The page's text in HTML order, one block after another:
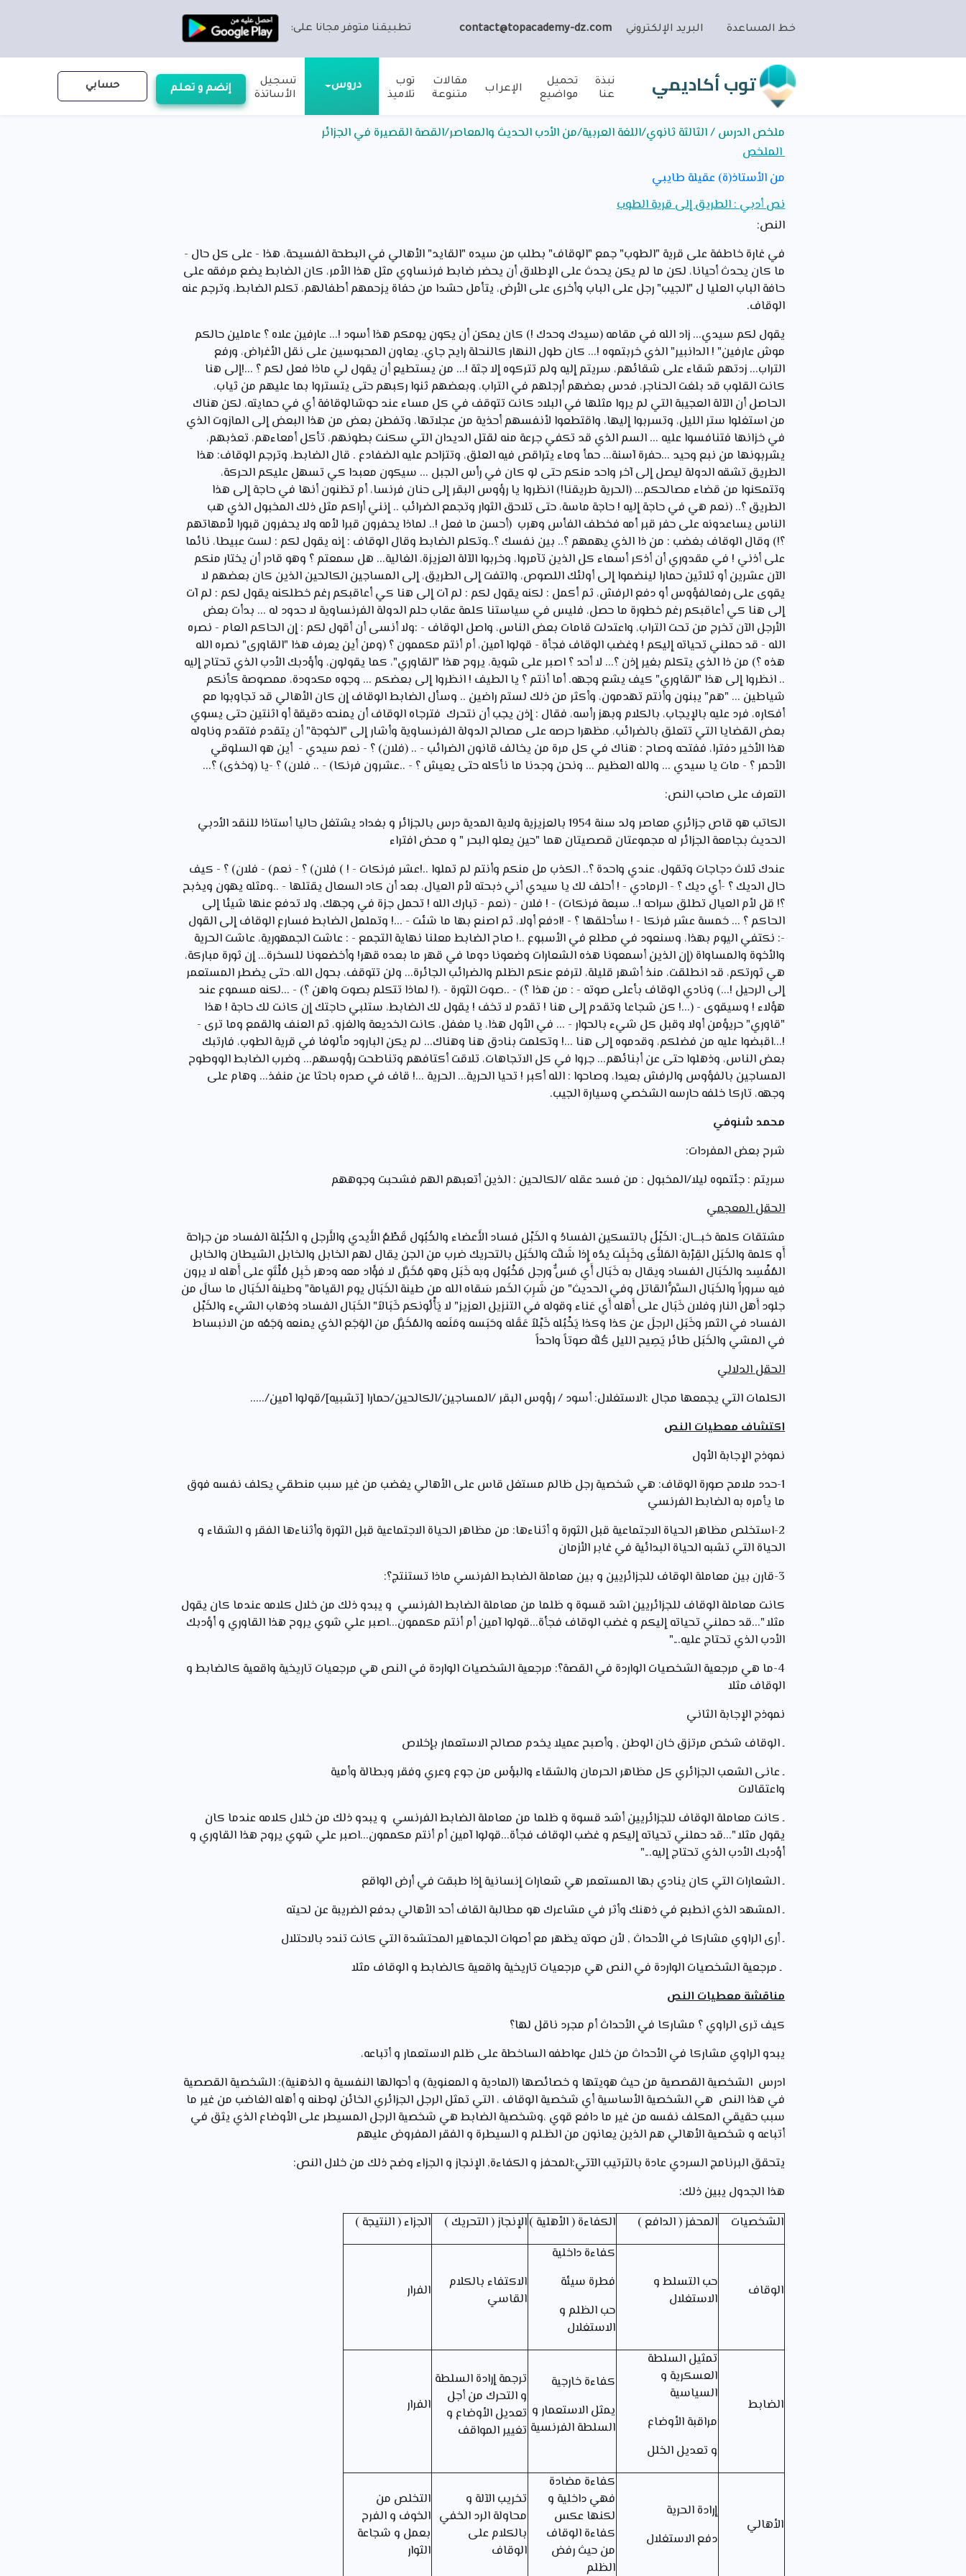
خط المساعدة البريد الإلكتروني contact@topacademy-dz.com تطبيقنا متوفر مجانا على:
توب أكاديمي
نبذة
عنا
تحميل
مواضيع
الإعراب
مقالات
متنوعة
توب
تلاميذ
دروس
تسجيل
الأساتذة
إنضم و تعلم حسابي
ملخص الدرس / الثالثة ثانوي/اللغة العربية/من الأدب الحديث والمعاصر/القصة القصيرة في الجزائر
الملخص
من الأستاذ(ة) عقيلة طايبي
نص أدبي : الطريق إلى قرية الطوب
النص:
في غارة خاطفة على قرية "الطوب" جمع "الوقاف" بطلب من سيده "القايد" الأهالي في البطحة الفسيحة، هذا - على كل حال -
ما كان يحدث أحيانا، لكن ما لم يكن يحدث على الإطلاق أن يحضر ضابط فرنساوي مثل هذا الأمر، كان الضابط يضع مرفقه على
حافة الباب العليا ل "الجيب" رجل على الباب وأخرى على الأرض، يتأمل حشدا من حفاة يزحمهم أطفالهم، تكلم الضابط، وترجم عنه
الوقاف.
يقول لكم سيدي... زاد الله في مقامه (سيدك وحدك !) كان يمكن أن يكون يومكم هذا أسود !... عارفين علاه ؟ عاملين حالكم
موش عارفين" ! الدانبير" الذي خربتموه !... كان طول النهار كالنحلة رايح جاي، يعاون المحبوسين على نقل الأغراض، ورفع
التراب... زدتهم شقاء على شقائهم، سریتم إليه ولم تتركوه إلا جثة !... من يستطيع أن يقول لي ماذا فعل لكم ؟ ...!إلى هنا
كانت القلوب قد بلغت الحناجر، فدس بعضهم أرجلهم في التراب، وبعضهم ثنوا ركبهم حتى يتستروا بما عليهم من ثياب،
الحاصل أن الآلة العجيبة التي لم يروا مثلها في البلاد كانت تتوقف في كل مساء عند حوشالوقافة أي في حمايته، لكن هناك
من استغلوا ستر الليل، وتسربوا إليها، واقتطعوا لأنفسهم أحذية من عجلاتها، وتفطن بعض من هذا البعض إلى المازوت الذي
في خزانها فتنافسوا عليه ... السم الذي قد تكفي جرعة منه لقتل الديدان التي سكنت بطونهم، تأكل أمعاءهم، تعذبهم،
يشربونها من نبع وحید ...حفرة آسنة... حمأ وماء يتراقص فيه العلق، وتتزاحم عليه الضفادع . قال الضابط، وترجم الوقاف: هذا
الطريق تشقه الدولة ليصل إلى آخر واحد منكم حتى لو كان في رأس الجبل ... سیکون معبدا كي تسهل عليكم الحركة،
وتتمكنوا من قضاء مصالحکم... (الحرية طريقنا!) انظروا یا رؤوس البقر إلى حنان فرنسا، أم تظنون أنها في حاجة إلى هذا
الطريق ؟.. (نعم هي في حاجة إليه ! حاجة ماسة، حتى تلاحق الثوار وتجمع الضرائب .. إنني أراكم مثل ذلك المخبول الذي هب
الناس يساعدونه على حفر قبر أمه فخطف الفأس وهرب (أحسن ما فعل !.. لماذا يحفرون قبرا لأمه ولا يحفرون قبورا لأمهاتهم
؟!) وقال الوقاف بغضب : من ذا الذي يهمهم ؟.. بين نفسك ؟..وتكلم الضابط وقال الوقاف : إنه يقول لكم : لست عبيطا، نائما
على أذني ! في مقدوري أن أذكر أسماء كل الذين تآمروا، وخربوا الآلة العزيزة، الغالية... هل سمعتم ؟ وهو قادر أن يختار منكم
الآن عشرين أو ثلاثين حمارا لينضموا إلى أولئك اللصوص، والتفت إلى الطريق، إلى المساجين الكالحين الذين كان بعضهم لا
يقوى على رفعالفؤوس أو دفع الرفش، ثم أكمل : لكنه يقول لكم : لم آت إلى هنا كي أعاقبكم رغم خطلكنه يقول لكم : لم آت
إلى هنا كي أعاقبكم رغم خطورة ما حصل، فليس في سياستنا كلمة عقاب حلم الدولة الفرنساوية لا حدود له ... بدأت بعض
الأرجل الآن تخرج من تحت التراب، واعتدلت قامات بعض الناس، واصل الوقاف - :ولا أنسى أن أقول لكم : إن الحاكم العام - نصره
الله - قد حملني تحياته إليكم ! وغضب الوقاف فجأة - قولوا آمين، أم أنتم مکممون ؟ (ومن أين يعرف هذا "القاوری" نصره الله
هذه ؟) من ذا الذي يتكلم بغير إذن ؟... لا أحد ؟ اصبر على شوية، يروح هذا "القاوري"، كما يقولون، وأؤدبك الأدب الذي تحتاج إليه
.. انظروا إلى هذا "القاوري" كيف يشع وجهه. أما أنتم ؟ یا الطيف ! انظروا إلى بعضكم ... وجوه مكدودة، ممصوصة كأنكم
شياطين ... "هم" يبنون وأنتم تهدمون، وأكثر من ذلك لستم راضين .. وسأل الضابط الوقاف إن كان الأهالي قد تجاوبوا مع
أفكاره، فرد عليه بالإيجاب، بالكلام وبهز رأسه، فقال : إذن يجب أن نتحرك فترجاه الوقاف أن يمنحه دقيقة أو اثنتين حتى يسوي
بعض القضايا التي تتعلق بالضرائب، مظهرا حرصه على مصالح الدولة الفرنساوية وأشار إلى "الخوجة" أن يتقدم فتقدم وناوله
هذا الأخير دفترا، ففتحه وصاح : هناك في كل مرة من يخالف قانون الضرائب - .. (فلان) ؟ - نعم سيدي - أين هو السلوقي
الأحمر ؟ - مات يا سيدي ... والله العظيم ... ونحن وجدنا ما نأكله حتى يعيش ؟ - ..عشرون فرنكا) - .. فلان) ؟ -یا (وخذی) ؟...
التعرف على صاحب النص:
الكاتب هو قاص جزائري معاصر ولد سنة 1954 بالعزيزية ولاية المدية درس بالجزائر و بغداد يشتغل حاليا أستاذا للنقد الأدبي
الحديث بجامعة الجزائر له مجموعتان قصصيتان هما "حين يعلو البحر " و محض افتراء
عندك ثلاث دجاجات وتقول، عندي واحدة ؟.. الكذب مل منكم وأنتم لم تملوا ..!عشر فرنكات - ! ) فلان) ؟ - نعم) - فلان) ؟ - كيف
حال الديك ؟ -أي ديك ؟ - الرمادي - ! أحلف لك يا سيدي أني ذبحته لأم العيال، بعد أن كاد السعال يقتلها - ..ومثله يهون ويذبح
؟! قل لأم العيال تطلق سراحه !.. سبعة فرنكات) - ! فلان - (نعم - تبارك الله ! تحمل جزة في وجهك، ولا تدفع عنها شيئا إلى
الحاكم ؟ ... خمسة عشر فرنكا - ! سأحلقها ؟ - !ادفع أولا، ثم اصنع بها ما شئت - ...! وتململ الضابط فسارع الوقاف إلى القول
-: نكتفي اليوم بهذا، وسنعود في مطلع في الأسبوع ..! صاح الضابط معلنا نهاية التجمع - : عاشت الجمهورية، عاشت الحرية
والأخوة والمساواة (إن الذين أسمعونا هذه الشعارات وضعونا دوما في قهر ما بعده قهر! وأخضعونا للسخرة... إن ثورة مباركة،
هي ثورتكم، قد انطلقت، منذ أشهر قليلة، لترفع عنكم الظلم والضرائب الجائرة... ولن تتوقف، بحول الله، حتى يضطر المستعمر
إلى الرحيل !...) ونادي الوقاف بأعلى صوته - : من هذا ؟) - ..صوت الثورة - .(! لماذا تتكلم بصوت واهن ؟) - ...لكنه مسموع عند
هؤلاء ! وسيقوى - (...! كن شجاعا وتقدم إلى هنا ! تقدم لا تخف ! يقول لك الضابط، ستلبي حاجتك إن كانت لك حاجة ! هذا
"قاوري" حريؤمن أولا وقبل كل شيء بالحوار - ... في الأول هذا، یا مغفل، كانت الخديعة والغزو، ثم العنف والقمع وما ترى -
!...اقبضوا عليه من فضلكم، وقدموه إلى هنا ...! وتكلمت بنادق هنا وهناك... لم يكن البارود مألوفا في قرية الطوب، فارتبك
بعض الناس، وذهلوا حتى عن أبنائهم... جروا في كل الاتجاهات، تلاقت أكتافهم وتناطحت رؤوسهم... وضرب الضابط الووطوح
المساجين بالفؤوس والرفش بعيدا، وصاحوا : الله أكبر ! تحيا الحرية... الحرية ...! قاف في صدره باحثا عن منفذ... وهام على
وجهه، تاركا خلفه حارسه الشخصي وسيارة الجيب.
محمد شنوفي
شرح بعض المفردات:
سريتم : جئتموه ليلا/المخبول : من فسد عقله /الكالحين : الذين أتعبهم الهم فشحبت وجوههم
الحقل المعجمي
مشتقات كلمة خبـــال: الخَبْلُ بالتسكين الفسادُ و الخَبْل فساد الأَعضاء والخُبُول قَطْعُ الأَيدي والأَرجل و الخُبْلة الفساد من جراحة
أَو كلمة والخَبَل القِرْبة المَلأَى وخَبِلَت يدُه إِذا شَلَّت والخَبَل بالتحريك ضرب من الجن يقال لهم الخابل والخابل الشيطان والخابل
المُفْسِد والخَبَال الفساد ويقال به خَبَال أَي مَسٌّ ورجل مَخْبُول وبه خَبَل وهو مُخَبَّل لا فؤَاد معه ودهر خَبِل مُلْتَوٍ على أَهله لا يرون
فيه سروراً والخَبَال السَّمُّ القاتل وفي الحديث" من شَرِبَ الخَمر سَقاه الله من طينة الخَبَال يوم القيامة" وطينة الخَبَال ما سالَ من
جلود أَهل النار وفلان خَبَال على أَهله أَي عَناء وقوله في التنزيل العزيز" لا يَأْلُونكم خَبَالاً" الخَبَال الفساد وذهاب الشيء والخَبْل
الفساد في الثمر وخَبَل الرجلَ عن كذا وكذا يَخْبُله خَبْلاً عَقَله وحَبَسه ومَنَعه والمُخَبَّل من الوَجَع الذي يمنعه وَجَعُه من الانبساط
في المشي والخَبَل طائر يَصِيح الليل كُلَّه صوتاً واحداً
الحقل الدلالي
الكلمات التي يجمعها مجال :الاستغلال: أسود / رؤوس البقر /المساجين/الكالحين/حمارا [تشبيه]/قولوا آمين/.....
اكتشاف معطيات النص
نموذج الإجابة الأول
1-حدد ملامح صورة الوقاف: هي شخصية رجل ظالم مستغل قاس على الأهالي يغضب من غير سبب منطقي يكلف نفسه فوق
ما يأمره به الضابط الفرنسي
2-استخلص مظاهر الحياة الاجتماعية قبل الثورة و أثناءها: من مظاهر الحياة الاجتماعية قبل الثورة وأثناءها الفقر و الشقاء و
الحياة التي تشبه الحياة البدائية في غابر الأزمان
3-قارن بين معاملة الوقاف للجزائريين و بين معاملة الضابط الفرنسي ماذا تستنتج؟:
كانت معاملة الوقاف للجزائريين اشد قسوة و ظلما من معاملة الضابط الفرنسي و يبدو ذلك من خلال كلامه عندما كان يقول
مثلا "...قد حملني تحياته إليكم و غضب الوقاف فجأة...قولوا آمين أم أنتم مكممون...اصبر علي شوي يروح هذا القاوري و أؤدبك
الأدب الذي تحتاج عليه..."
4-ما هي مرجعية الشخصيات الواردة في القصة؟: مرجعية الشخصيات الواردة في النص هي مرجعيات تاريخية واقعية كالضابط و
الوقاف مثلا
نموذج الإجابة الثاني
ـ الوقاف شخص مرتزق خان الوطن , وأصبح عميلا يخدم مصالح الاستعمار بإخلاص
ـ عانى الشعب الجزائري كل مظاهر الحرمان والشقاء والبؤس من جوع وعري وفقر وبطالة وأمية
واعتقالات
ـ كانت معاملة الوقاف للجزائريين أشد قسوة و ظلما من معاملة الضابط الفرنسي و يبدو ذلك من خلال كلامه عندما كان
يقول مثلا "...قد حملني تحياته إليكم و غضب الوقاف فجأة...قولوا آمين أم أنتم مكممون...اصبر علي شوي يروح هذا القاوري و
أؤدبك الأدب الذي تحتاج إليه..."
ـ الشعارات التي كان ينادي بها المستعمر هي شعارات إنسانية إذا طبقت في أرض الواقع
ـ المشهد الذي انطبع في ذهنك وأثر في مشاعرك هو مطالبة القاف أحد الأهالي بدفع الضريبة عن لحيته
ـ أرى الراوي مشاركا في الأحداث , لأن صوته يظهر مع أصوات الجماهير المحتشدة التي كانت تندد بالاحتلال
ـ مرجعية الشخصيات الواردة في النص هي مرجعيات تاريخية واقعية كالضابط و الوقاف مثلا
مناقشة معطيات النص
كيف ترى الراوي ؟ مشاركا في الأحداث أم مجرد ناقل لها؟
يبدو الراوي مشاركا في الأحداث من خلال عواطفه الساخطة على ظلم الاستعمار و أتباعه،
ادرس الشخصية القصصية من حيث هويتها و خصائصها (المادية و المعنوية) و أحوالها النفسية و الذهنية): الشخصية القصصية
في هذا النص هي الشخصية الأساسية أي شخصية الوقاف ، التي تمثل الرجل الجزائري الخائن لوطنه و أهله الغاضب من غير ما
سبب حقيقي المكلف نفسه من غير ما دافع قوي ،وشخصية الضابط هي شخصية الرجل المسيطر على الأوضاع الذي يثق في
أتباعه و شخصية الأهالي هم الذين يعانون من الظـلم و السيطرة و الفقر المفروض عليهم
يتحقق البرنامج السردي عادة بالترتيب الآتي:المحفز و الكفاءة, الإنجاز و الجزاء وضح ذلك من خلال النص:
هذا الجدول يبين ذلك:
الشخصيات
المحفز ( الدافع ) الكفاءة ( الأهلية )الإنجاز ( التحريك ) الجزاء ( النتيجة )
الوقاف
حب التسلط و
الاستغلال
كفاءة داخلية
فطرة سيئة
حب الظلم و
الاستغلال
الاكتفاء بالكلام
القاسي
الفرار
الضابط
تمثيل السلطة
العسكرية و
السياسية
مراقبة الأوضاع
و تعديل الخلل
كفاءة خارجية
يمثل الاستعمار و
السلطة الفرنسية
ترجمة إرادة السلطة
و التحرك من أجل
تعديل الأوضاع و
تغيير المواقف
الفرار
الأهالي
إرادة الحرية
دفع الاستغلال
كفاءة مضادة
فهي داخلية و
لكنها عكس
كفاءة الوقاف
من حيث رفض
الظلم
تخريب الآلة و
محاولة الرد الخفي
بالكلام على
الوقاف
التخلص من
الخوف و الفرح
بعمل و شجاعة
الثوار